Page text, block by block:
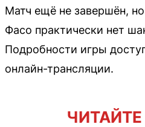
Матч ещё не завершён,
Фасо практически нет
Подробности игры
онлайн-трансляции.